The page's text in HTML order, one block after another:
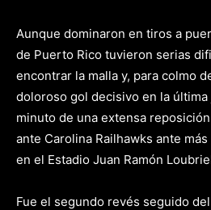
Aunque dominaron en tiros a
de Puerto Rico tuvieron serias
encontrar la malla y, para colmo
doloroso gol decisivo en la última
minuto de una extensa
ante Carolina Railhawks ante
en el Estadio Juan Ramón
Fue el segundo revés seguido